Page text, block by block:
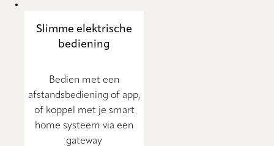
Slimme elektrische
bediening
Bedien met een
afstandsbediening of app,
of koppel met je smart
home systeem via een
gateway